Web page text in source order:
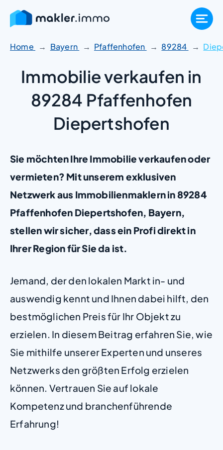
Zum
Inhalt
springen
Home Bayern Pfaffenhofen 89284
Immobilie verkaufen in
89284 Pfaffenhofen
Diepertshofen
Sie möchten Ihre Immobilie verkaufen oder
vermieten? Mit unserem exklusiven
Netzwerk aus Immobilienmaklern in 89284
Pfaffenhofen Diepertshofen, Bayern,
stellen wir sicher, dass ein Profi direkt in
Ihrer Region für Sie da ist.
Jemand, der den lokalen Markt in- und
auswendig kennt und Ihnen dabei hilft, den
bestmöglichen Preis für Ihr Objekt zu
erzielen. In diesem Beitrag erfahren Sie, wie
Sie mithilfe unserer Experten und unseres
Netzwerks den größten Erfolg erzielen
können. Vertrauen Sie auf lokale
Kompetenz und branchenführende
Erfahrung!